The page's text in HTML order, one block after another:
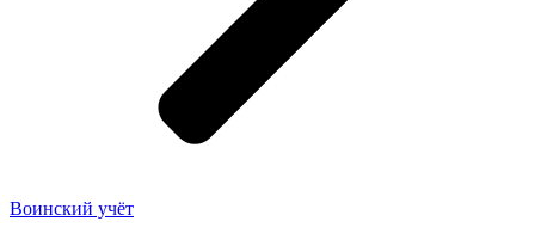
Воинский учёт